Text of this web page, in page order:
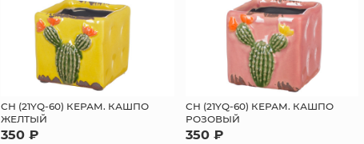
СН (21YQ-60) КЕРАМ. КАШПО
ЖЕЛТЫЙ
350 ₽
СН (21YQ-60) КЕРАМ. КАШПО
РОЗОВЫЙ
350 ₽